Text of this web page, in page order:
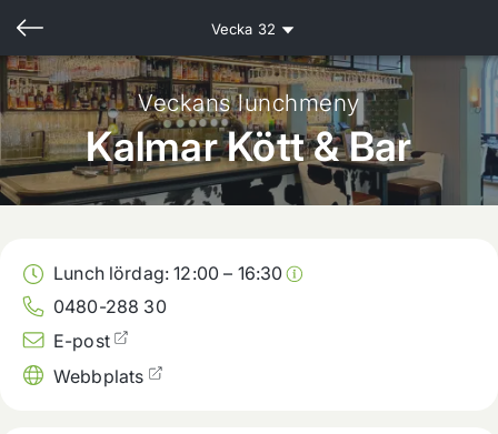
Vecka 32
Veckans lunchmeny
Kalmar Kött & Bar
Lunch lördag:12:00 – 16:30
0480-288 30
E-post
Webbplats